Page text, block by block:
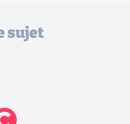
sujet